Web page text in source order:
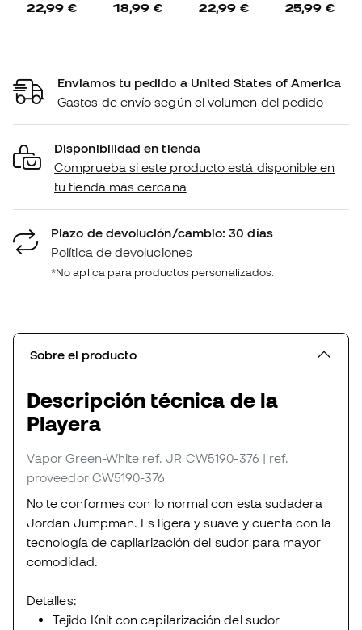
22,99 € 18,99 € 22,99 € 25,99 €
Enviamos tu pedido a United States of America
Gastos de envío según el volumen del pedido
Disponibilidad en tienda
Comprueba si este producto está disponible en
tu tienda más cercana
Plazo de devolución/cambio: 30 días
Política de devoluciones
*No aplica para productos personalizados.
Sobre el producto
Descripción técnica de la
Playera
Vapor Green-White ref. JR_CW5190-376 | ref.
proveedor CW5190-376
No te conformes con lo normal con esta sudadera
Jordan Jumpman. Es ligera y suave y cuenta con la
tecnología de capilarización del sudor para mayor
comodidad.
Detalles:
Tejido Knit con capilarización del sudor